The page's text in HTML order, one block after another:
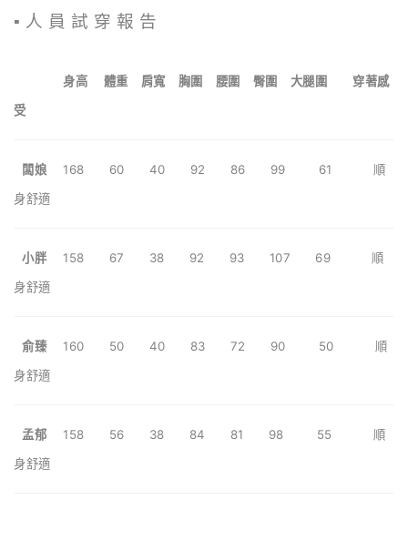
▪️ 人 員 試 穿 報 告
身高 體重 肩寬 胸圍 腰圍 臀圍 大腿圍 穿著感
受
闆娘 168 60 40 92 86 99 61 順
身舒適
小胖
158 67 38 92 93 107 69 順
身舒適
俞臻160 50 40 83 72 90 50 順
身舒適
孟郁 158 56 38 84 81 98 55
順
身舒適